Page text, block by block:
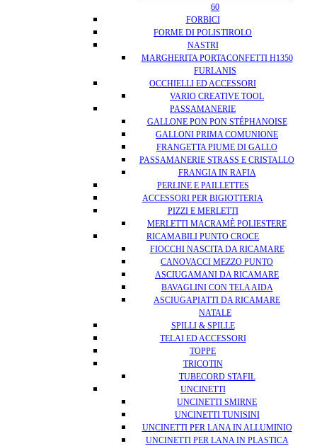
60
FORBICI
FORME DI POLISTIROLO
NASTRI
MARGHERITA PORTACONFETTI H1350
FURLANIS
OCCHIELLI ED ACCESSORI
VARIO CREATIVE TOOL
PASSAMANERIE
GALLONE PON PON STÉPHANOISE
GALLONI PRIMA COMUNIONE
FRANGETTA PIUME DI GALLO
PASSAMANERIE STRASS E CRISTALLO
FRANGIA IN RAFIA
PERLINE E PAILLETTES
ACCESSORI PER BIGIOTTERIA
PIZZI E MERLETTI
MERLETTI MACRAMÈ POLIESTERE
RICAMABILI PUNTO CROCE
FIOCCHI NASCITA DA RICAMARE
CANOVACCI MEZZO PUNTO
ASCIUGAMANI DA RICAMARE
BAVAGLINI CON TELA AIDA
ASCIUGAPIATTI DA RICAMARE
NATALE
SPILLI & SPILLE
TELAI ED ACCESSORI
TOPPE
TRICOTIN
TUBECORD STAFIL
UNCINETTI
UNCINETTI SMIRNE
UNCINETTI TUNISINI
UNCINETTI PER LANA IN ALLUMINIO
UNCINETTI PER LANA IN PLASTICA